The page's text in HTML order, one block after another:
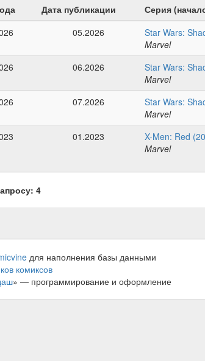
Дата публикации Серия
05.2026
Star Wars:
Marvel
06.2026
Star Wars:
Marvel
07.2026
Star Wars:
Marvel
01.2023
X-Men: Red
Marvel
4
для наполнения базы данными
комиксов
» — программирование и оформление